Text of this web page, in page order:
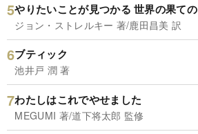
やりたいことが見つかる 世界の果て
ジョン・ストレルキー 著/鹿田昌美 訳
ブティック
池井戸 潤 著
わたしはこれでやせました
MEGUMI 著/道下将太郎 監修